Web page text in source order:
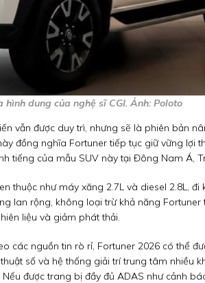
dung của nghệ sĩ CGI. Ảnh: Poloto
vẫn được duy trì, nhưng sẽ là phiên bản
đồng nghĩa Fortuner tiếp tục giữ vững lợi
tiếng của mẫu SUV này tại Đông Nam Á,
thuộc như máy xăng 2.7L và diesel 2.8L,
lan rộng, không loại trừ khả năng Fortuner
liệu và giảm phát thải.
các nguồn tin rò rỉ, Fortuner 2026 có thể
số và hệ thống giải trí trung tâm nhiều
được trang bị đầy đủ ADAS như cảnh